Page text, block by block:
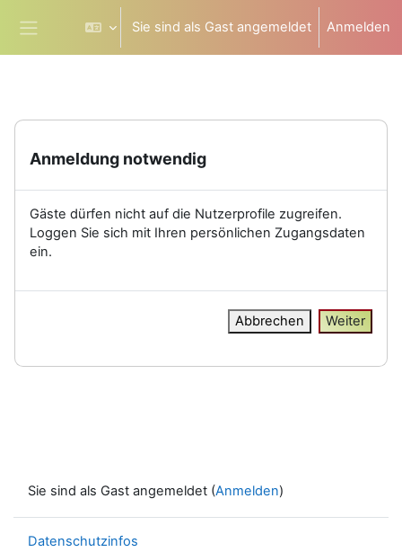
Website-Übersicht
Sie sind als Gast angemeldet Anmelden
Anmeldung notwendig
Gäste dürfen nicht auf die Nutzerprofile zugreifen.
Loggen Sie sich mit Ihren persönlichen Zugangsdaten
ein.
Abbrechen Weiter
Sie sind als Gast angemeldet (Anmelden)
Datenschutzinfos